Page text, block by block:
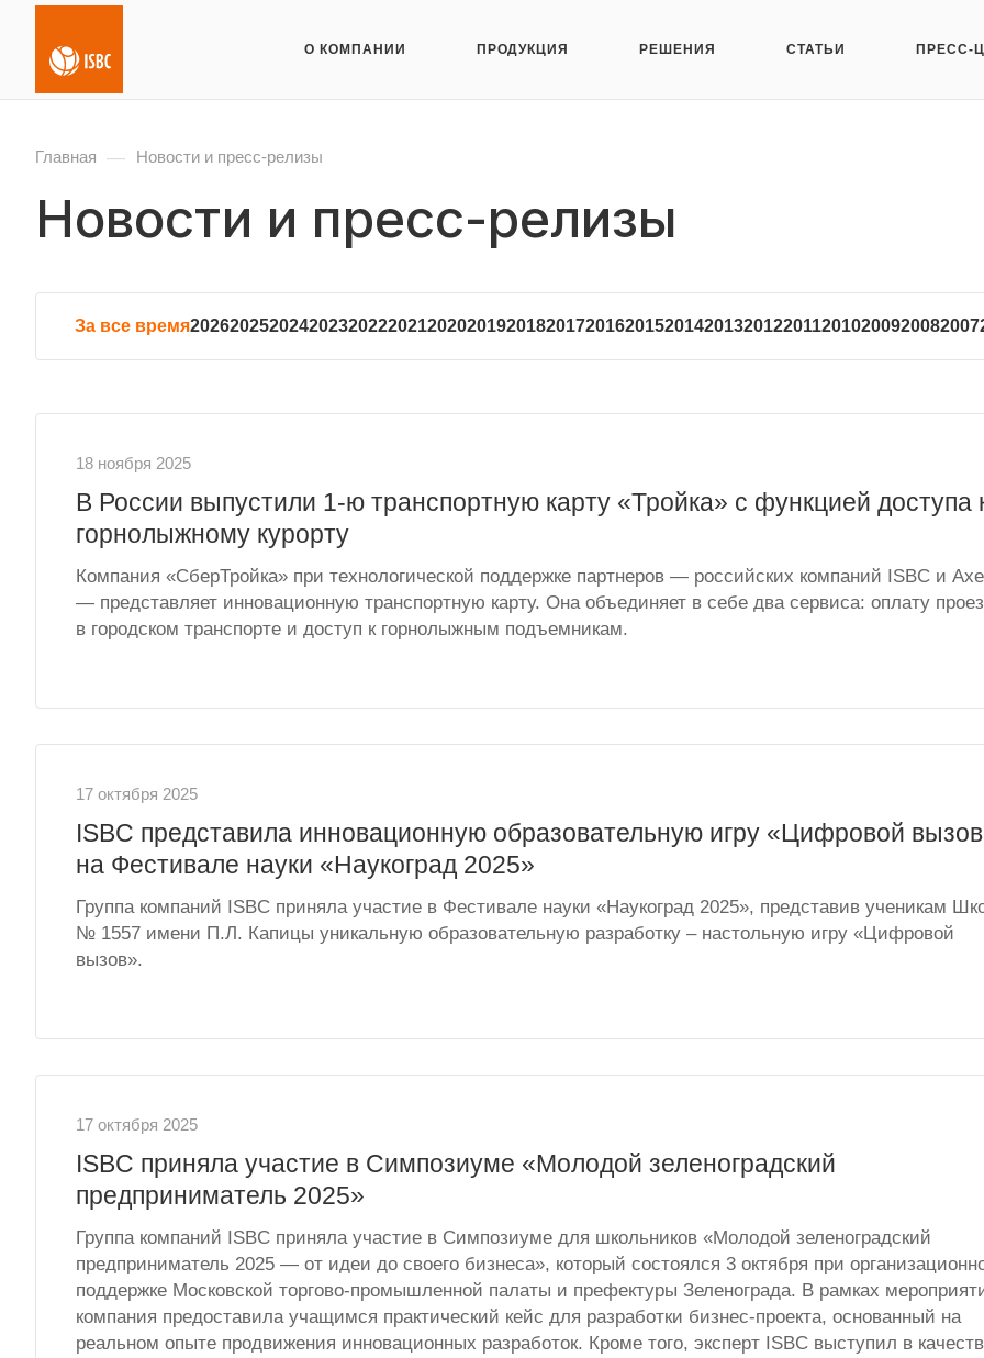
О КОМПАНИИ ПРОДУКЦИЯ РЕШЕНИЯ СТАТЬИ ПРЕСС-
Главная — Новости и пресс-релизы
Новости и пресс-релизы
За все время20262025202420232022202120202019201820172016201520142013201220112010200920082007
18 ноября 2025
В России выпустили 1-ю транспортную карту «Тройка» с функцией доступа
горнолыжному курорту
Компания «СберТройка» при технологической поддержке партнеров — российских компаний ISBC и
— представляет инновационную транспортную карту. Она объединяет в себе два сервиса: оплату
в городском транспорте и доступ к горнолыжным подъемникам.
17 октября 2025
ISBC представила инновационную образовательную игру «Цифровой
на Фестивале науки «Наукоград 2025»
Группа компаний ISBC приняла участие в Фестивале науки «Наукоград 2025», представив ученикам
№ 1557 имени П.Л. Капицы уникальную образовательную разработку – настольную игру «Цифровой
вызов».
17 октября 2025
ISBC приняла участие в Симпозиуме «Молодой зеленоградский
предприниматель 2025»
Группа компаний ISBC приняла участие в Симпозиуме для школьников «Молодой зеленоградский
предприниматель 2025 — от идеи до своего бизнеса», который состоялся 3 октября при
поддержке Московской торгово-промышленной палаты и префектуры Зеленограда. В рамках
компания предоставила учащимся практический кейс для разработки бизнес-проекта, основанный на
реальном опыте продвижения инновационных разработок. Кроме того, эксперт ISBC выступил в